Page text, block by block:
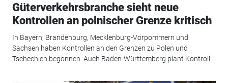
Güterverkehrsbranche sieht neue
Kontrollen an polnischer Grenze kritisch
In Bayern, Brandenburg, Mecklenburg-Vorpommern und
Sachsen haben Kontrollen an den Grenzen zu Polen und
Tschechien begonnen. Auch Baden-Württemberg plant Kontroll...